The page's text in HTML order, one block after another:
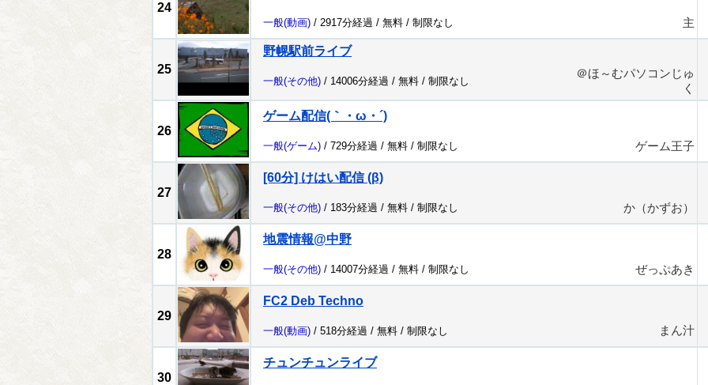
24
一般(動画) / 2917分経過 / 無料 / 制限なし 主
25
野幌駅前ライブ
一般(その他) / 14006分経過 / 無料 / 制限なし
＠ほ～むパソコンじゅ
く
26
ゲーム配信(｀・ω・´)
一般(ゲーム) / 729分経過 / 無料 / 制限なし ゲーム王子
27
[60分] けはい配信 (β)
一般(その他) / 183分経過 / 無料 / 制限なし か（かずお）
28
地震情報@中野
一般(その他) / 14007分経過 / 無料 / 制限なし ぜっぷあき
29
FC2 Deb Techno
一般(動画) / 518分経過 / 無料 / 制限なし まん汁
30
チュンチュンライブ